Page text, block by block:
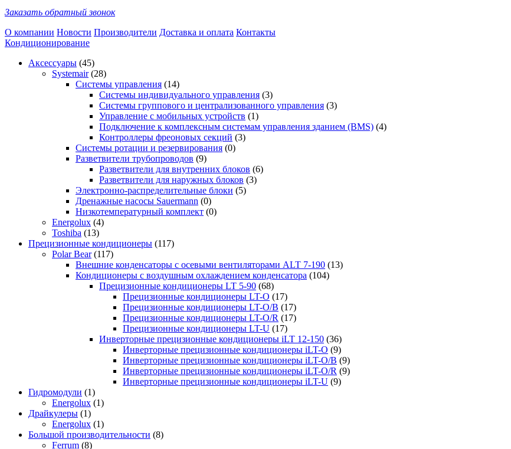
Заказать обратный звонок
О компании Новости Производители Доставка и оплата Контакты
Кондиционирование
Аксессуары (45)
Systemair (28)
Системы управления (14)
Системы индивидуального управления (3)
Системы группового и централизованного управления (3)
Управление с мобильных устройств (1)
Подключение к комплексным системам управления зданием (BMS) (4)
Контроллеры фреоновых секций (3)
Системы ротации и резервирования (0)
Разветвители трубопроводов (9)
Разветвители для внутренних блоков (6)
Разветвители для наружных блоков (3)
Электронно-распределительные блоки (5)
Дренажные насосы Sauermann (0)
Низкотемпературный комплект (0)
Energolux (4)
Toshiba (13)
Прецизионные кондиционеры (117)
Polar Bear (117)
Внешние конденсаторы с осевыми вентиляторами ALT 7-190 (13)
Кондиционеры с воздушным охлаждением конденсатора (104)
Прецизионные кондиционеры LT 5-90 (68)
Прецизионные кондиционеры LT-O (17)
Прецизионные кондиционеры LT-O/B (17)
Прецизионные кондиционеры LT-O/R (17)
Прецизионные кондиционеры LT-U (17)
Инверторные прецизионные кондиционеры iLT 12-150 (36)
Инверторные прецизионные кондиционеры iLT-O (9)
Инверторные прецизионные кондиционеры iLT-O/B (9)
Инверторные прецизионные кондиционеры iLT-O/R (9)
Инверторные прецизионные кондиционеры iLT-U (9)
Гидромодули (1)
Energolux (1)
Драйкулеры (1)
Energolux (1)
Большой производительности (8)
Ferrum (8)